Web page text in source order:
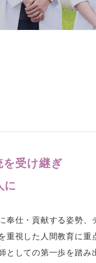
を受け継ぎ
に
奉仕・貢献する姿勢、
重視した人間教育に重
としての第一歩を踏み